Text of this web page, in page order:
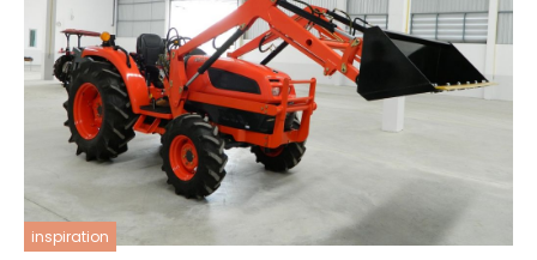
inspiration